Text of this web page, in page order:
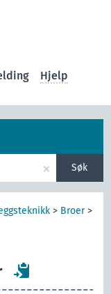
Hjelp
× Søk
> Broer>